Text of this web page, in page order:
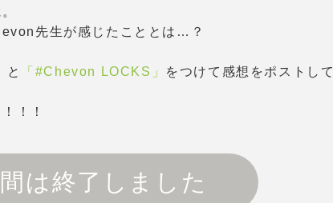
先生が感じたこととは…？
と 「#Chevon LOCKS」
をつけて感想をポストして
！！
は終了しました